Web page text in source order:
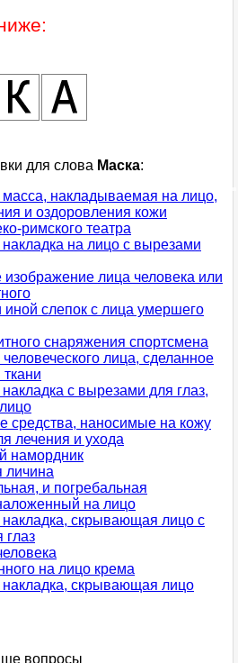
для слова Маска:
накладываемая на лицо,
и оздоровления кожи
римского театра
на лицо с вырезами
изображение лица человека или
иной слепок с лица умершего
снаряжения спортсмена
лица, сделанное
с вырезами для глаз,
средства, наносимые на кожу
лечения и ухода
намордник
личина
и погребальная
на лицо
скрывающая лицо с
глаз
на лицо крема
скрывающая лицо
вопросы